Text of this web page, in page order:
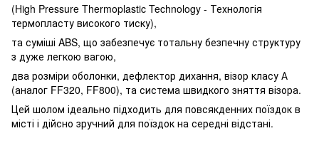
(High Pressure Thermoplastic Technology - Технологія
термопласту високого тиску),
та суміші ABS, що забезпечує тотальну безпечну структуру
з дуже легкою вагою,
два розміри оболонки, дефлектор дихання, візор класу А
(аналог FF320, FF800), та система швидкого зняття візора.
Цей шолом ідеально підходить для повсякденних поїздок в
місті і дійсно зручний для поїздок на середні відстані.